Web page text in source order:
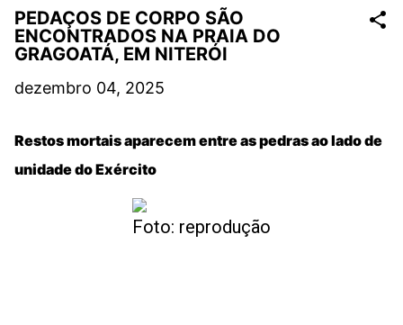
PEDAÇOS DE CORPO SÃO
ENCONTRADOS NA PRAIA DO
GRAGOATÁ, EM NITERÓI
dezembro 04, 2025
Restos mortais aparecem entre as pedras ao lado de
unidade do Exército
Foto: reprodução